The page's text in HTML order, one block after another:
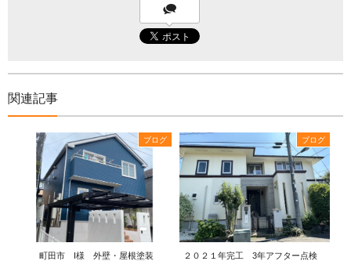
関連記事
ブログ
町田市 I様 外壁・屋根塗装
ブログ
２０２１年完工 3年アフター点検